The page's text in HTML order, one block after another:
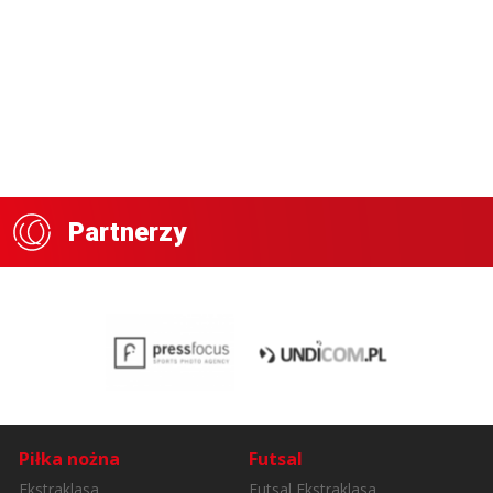
Partnerzy
Piłka nożna Futsal